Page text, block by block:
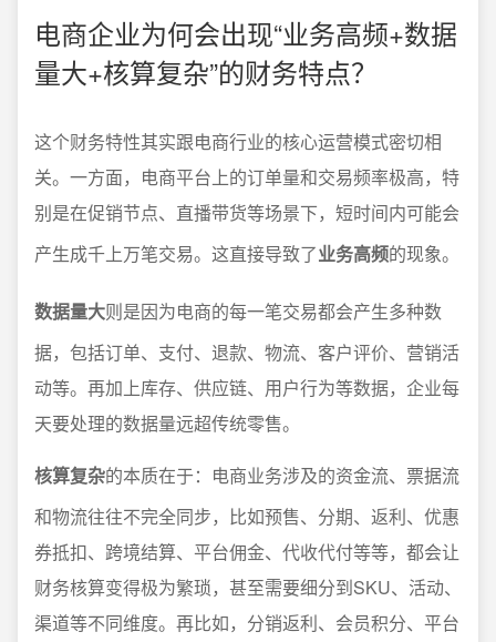
电商企业为何会出现“业务高频+数据
量大+核算复杂”的财务特点？
这个财务特性其实跟电商行业的核心运营模式密切相
关。一方面，电商平台上的订单量和交易频率极高，特
别是在促销节点、直播带货等场景下，短时间内可能会
产生成千上万笔交易。这直接导致了业务高频的现象。
数据量大则是因为电商的每一笔交易都会产生多种数
据，包括订单、支付、退款、物流、客户评价、营销活
动等。再加上库存、供应链、用户行为等数据，企业每
天要处理的数据量远超传统零售。
核算复杂的本质在于：电商业务涉及的资金流、票据流
和物流往往不完全同步，比如预售、分期、返利、优惠
券抵扣、跨境结算、平台佣金、代收代付等等，都会让
财务核算变得极为繁琐，甚至需要细分到SKU、活动、
渠道等不同维度。再比如，分销返利、会员积分、平台